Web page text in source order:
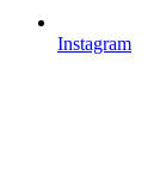
Instagram